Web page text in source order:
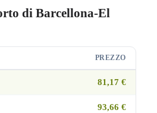
di Barcellona-El
PREZZO
81,17 €
93,66 €